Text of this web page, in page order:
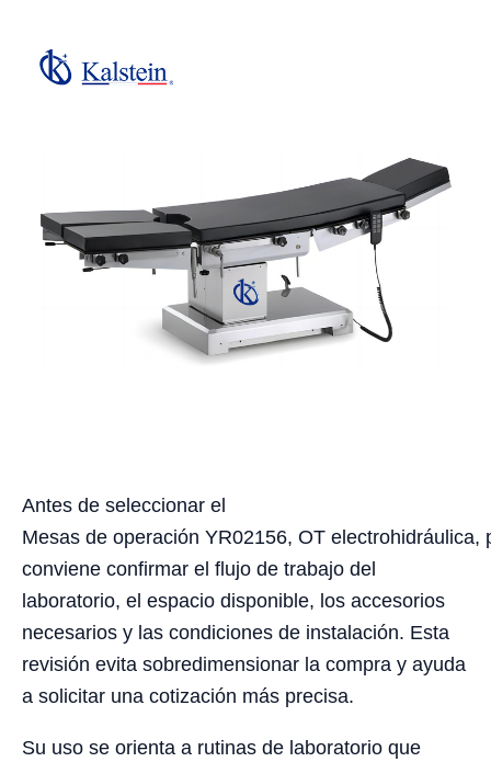
Antes de seleccionar el
Mesas de operación YR02156, OT electrohidráulica,
conviene confirmar el flujo de trabajo del
laboratorio, el espacio disponible, los accesorios
necesarios y las condiciones de instalación. Esta
revisión evita sobredimensionar la compra y ayuda
a solicitar una cotización más precisa.
Su uso se orienta a rutinas de laboratorio que